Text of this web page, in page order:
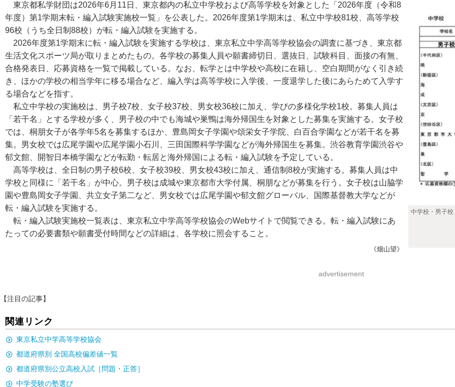
中学校・男子校
東京都私学財団は2026年6月11日、東京都内の私立中学校および高等学校を対象とした「2026年度（令和8
年度）第1学期末転・編入試験実施校一覧」を公表した。2026年度第1学期末は、私立中学校81校、高等学校
96校（うち全日制88校）が転・編入試験を実施する。
2026年度第1学期末に転・編入試験を実施する学校は、東京私立中学高等学校協会の調査に基づき、東京都
生活文化スポーツ局が取りまとめたもの。各学校の募集人員や願書締切日、選抜日、試験科目、面接の有無、
合格発表日、応募資格を一覧で掲載している。なお、転学とは中学校や高校に在籍し、空白期間がなく引き続
き、ほかの学校の相当学年に移る場合など、編入学は高等学校に入学後、一度退学した後にあらためて入学す
る場合などを指す。
私立中学校の実施校は、男子校7校、女子校37校、男女校36校に加え、学びの多様化学校1校。募集人員は
「若干名」とする学校が多く、男子校の中でも海城や巣鴨は海外帰国生を対象とした募集を実施する。女子校
では、桐朋女子が各学年5名を募集するほか、豊島岡女子学園や頌栄女子学院、白百合学園などが若干名を募
集。男女校では広尾学園や広尾学園小石川、三田国際科学学園などが海外帰国生を募集。渋谷教育学園渋谷や
郁文館、開智日本橋学園などが転勤・転居と海外帰国による転・編入試験を予定している。
高等学校は、全日制の男子校6校、女子校39校、男女校43校に加え、通信制8校が実施する。募集人員は中
学校と同様に「若干名」が中心。男子校は成城や東京都市大学付属、桐朋などが募集を行う。女子校は山脇学
園や豊島岡女子学園、共立女子第二など、男女校では広尾学園や郁文館グローバル、国際基督教大学などが
転・編入試験を実施する。
転・編入試験実施校一覧表は、東京私立中学高等学校協会のWebサイトで閲覧できる。転・編入試験にあ
たっての必要書類や願書受付時間などの詳細は、各学校に照会すること。
《畑山望》
advertisement
【注目の記事】
関連リンク
東京私立中学高等学校協会
都道府県別 全国高校偏差値一覧
都道府県別公立高校入試［問題・正答］
中学受験の塾選び